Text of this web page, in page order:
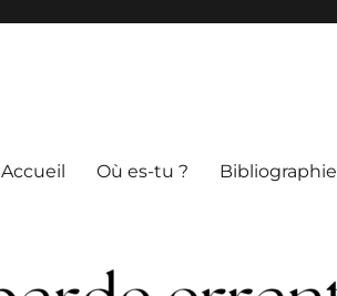
Accueil Où es-tu ? Bibliographie